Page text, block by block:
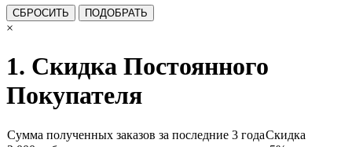
×
1. Скидка Постоянного
Покупателя
Сумма полученных заказов за последние 3 годаСкидка